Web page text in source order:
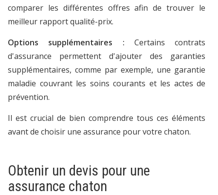
comparer les différentes offres afin de trouver le
meilleur rapport qualité-prix.
Options supplémentaires : Certains contrats
d'assurance permettent d'ajouter des garanties
supplémentaires, comme par exemple, une garantie
maladie couvrant les soins courants et les actes de
prévention.
Il est crucial de bien comprendre tous ces éléments
avant de choisir une assurance pour votre chaton.
Obtenir un devis pour une
assurance chaton